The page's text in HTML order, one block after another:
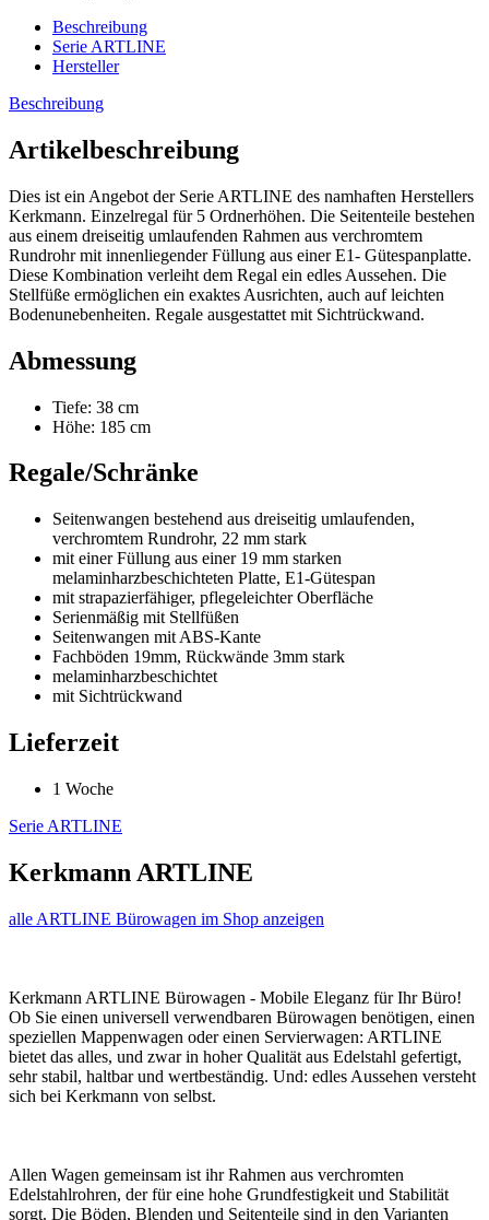
Beschreibung
Serie ARTLINE
Hersteller
Beschreibung
Artikelbeschreibung
Dies ist ein Angebot der Serie ARTLINE des namhaften Herstellers
Kerkmann. Einzelregal für 5 Ordnerhöhen. Die Seitenteile bestehen
aus einem dreiseitig umlaufenden Rahmen aus verchromtem
Rundrohr mit innenliegender Füllung aus einer E1- Gütespanplatte.
Diese Kombination verleiht dem Regal ein edles Aussehen. Die
Stellfüße ermöglichen ein exaktes Ausrichten, auch auf leichten
Bodenunebenheiten. Regale ausgestattet mit Sichtrückwand.
Abmessung
Tiefe: 38 cm
Höhe: 185 cm
Regale/Schränke
Seitenwangen bestehend aus dreiseitig umlaufenden,
verchromtem Rundrohr, 22 mm stark
mit einer Füllung aus einer 19 mm starken
melaminharzbeschichteten Platte, E1-Gütespan
mit strapazierfähiger, pflegeleichter Oberfläche
Serienmäßig mit Stellfüßen
Seitenwangen mit ABS-Kante
Fachböden 19mm, Rückwände 3mm stark
melaminharzbeschichtet
mit Sichtrückwand
Lieferzeit
1 Woche
Serie ARTLINE
Kerkmann ARTLINE
alle ARTLINE Bürowagen im Shop anzeigen
Kerkmann ARTLINE Bürowagen - Mobile Eleganz für Ihr Büro!
Ob Sie einen universell verwendbaren Bürowagen benötigen, einen
speziellen Mappenwagen oder einen Servierwagen: ARTLINE
bietet das alles, und zwar in hoher Qualität aus Edelstahl gefertigt,
sehr stabil, haltbar und wertbeständig. Und: edles Aussehen versteht
sich bei Kerkmann von selbst.
Allen Wagen gemeinsam ist ihr Rahmen aus verchromten
Edelstahlrohren, der für eine hohe Grundfestigkeit und Stabilität
sorgt. Die Böden, Blenden und Seitenteile sind in den Varianten